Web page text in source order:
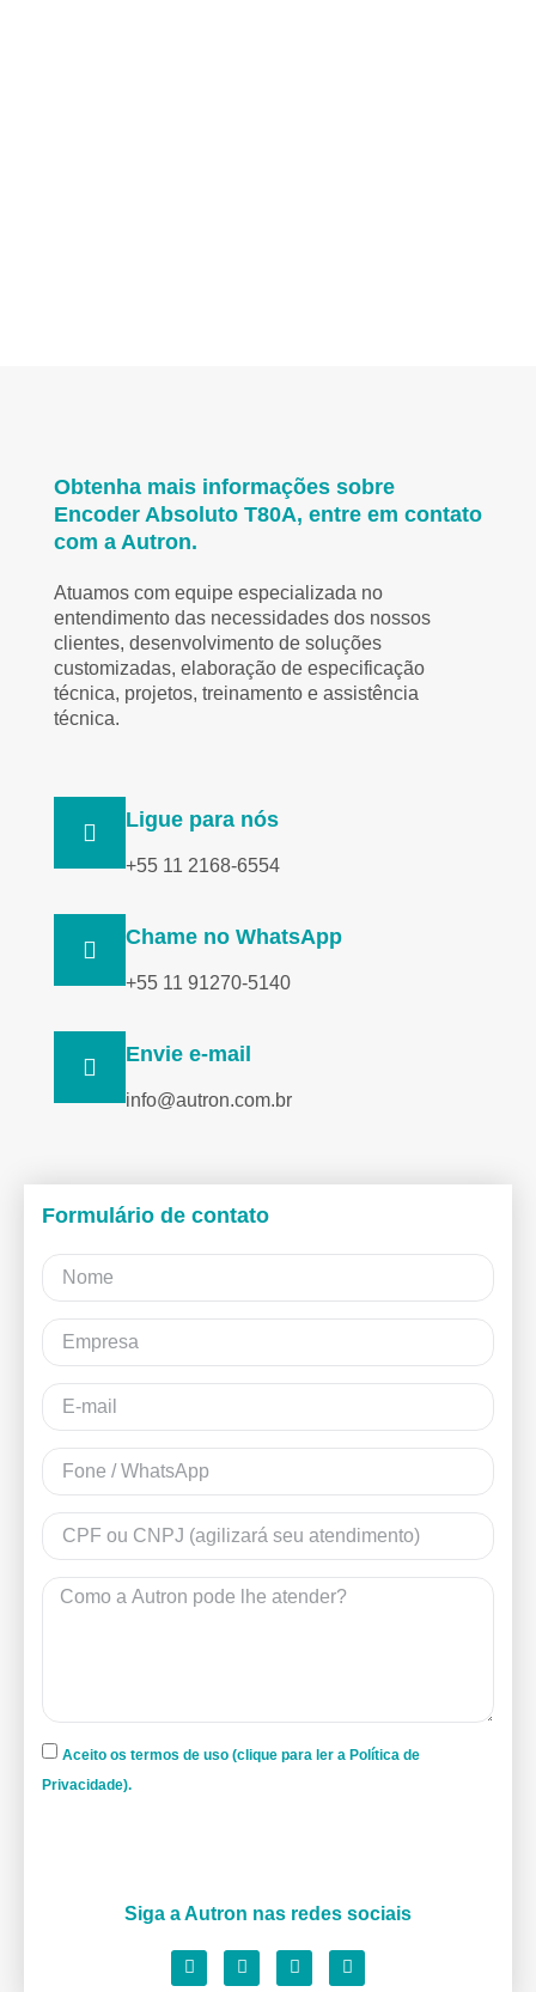
Obtenha mais informações sobre
Encoder Absoluto T80A, entre em contato
com a Autron.
Atuamos com equipe especializada no
entendimento das necessidades dos nossos
clientes, desenvolvimento de soluções
customizadas, elaboração de especificação
técnica, projetos, treinamento e assistência
técnica.
Ligue para nós
+55 11 2168-6554
Chame no WhatsApp
+55 11 91270-5140
Envie e-mail
info@autron.com.br
Formulário de contato
Aceito os termos de uso (clique para ler a Política de
Privacidade).
Siga a Autron nas redes sociais